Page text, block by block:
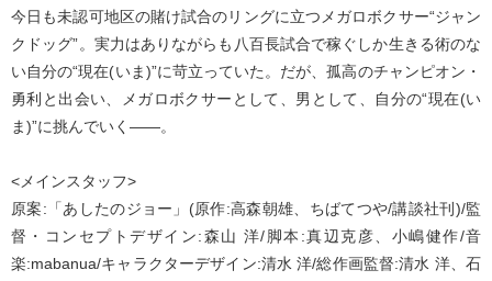
今日も未認可地区の賭け試合のリングに立つメガロボクサー“ジャン
クドッグ”。実力はありながらも八百長試合で稼ぐしか生きる術のな
い自分の“現在(いま)”に苛立っていた。だが、孤高のチャンピオン・
勇利と出会い、メガロボクサーとして、男として、自分の“現在(い
ま)”に挑んでいく――。
<メインスタッフ>
原案:「あしたのジョー」(原作:高森朝雄、ちばてつや/講談社刊)/監
督・コンセプトデザイン:森山 洋/脚本:真辺克彦、小嶋健作/音
楽:mabanua/キャラクターデザイン:清水 洋/総作画監督:清水 洋、石